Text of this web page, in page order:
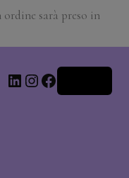
sarà preso in
LinkedIn
Instagram
Facebook